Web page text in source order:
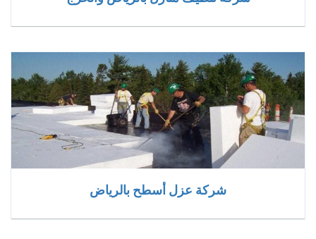
شركة عزل أسطح بالرياض